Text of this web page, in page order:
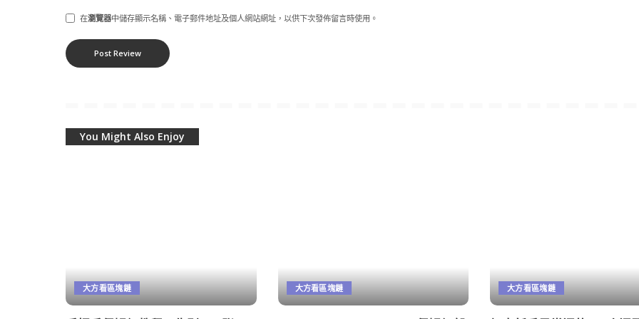
在瀏覽器中儲存顯示名稱、電子郵件地址及個人網站網址，以供下次發佈留言時使用。
You Might Also Enjoy
大方看區塊鏈 大方看區塊鏈 大方看區塊鏈